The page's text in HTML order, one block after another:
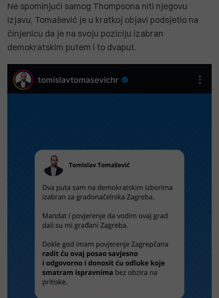
Ne spominjući samog Thompsona niti njegovu
izjavu, Tomašević je u kratkoj objavi podsjetio na
činjenicu da je na svoju poziciju izabran
demokratskim putem i to dvaput.